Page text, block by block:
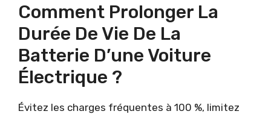
Comment Prolonger La
Durée De Vie De La
Batterie D’une Voiture
Électrique ?
Évitez les charges fréquentes à 100 %, limitez